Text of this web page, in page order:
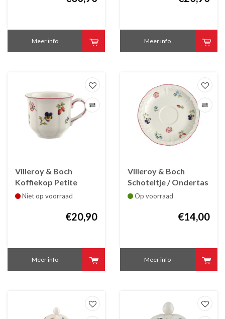
Meer info Meer info
Villeroy & Boch
Koffiekop Petite
Fleur
Niet op voorraad
€20,90
Meer info
Villeroy & Boch
Schoteltje / Ondertas
voor koffiekop of
Op voorraad
€14,00
Meer info